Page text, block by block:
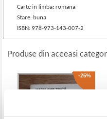
Carte in limba: romana
Stare: buna
ISBN: 978-973-143-007-2
Produse din aceeasi
-25%